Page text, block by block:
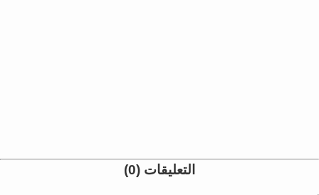
التعليقات (0)